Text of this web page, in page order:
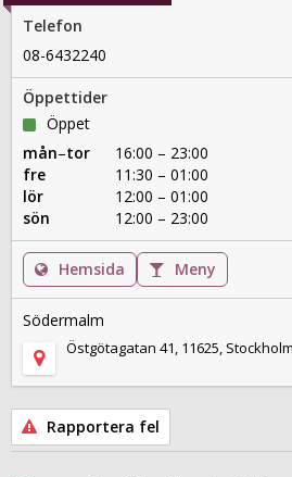
Telefon
08-6432240
Öppettider
Öppet
mån–tor
16:00 – 23:00
fre
11:30 – 01:00
lör
12:00 – 01:00
sön
12:00 – 23:00
Hemsida Meny
Södermalm
Östgötagatan 41, 11625, Stockholm
Rapportera fel